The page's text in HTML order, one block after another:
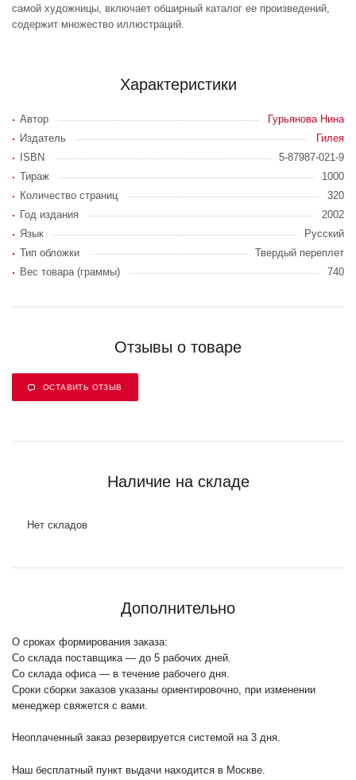
самой художницы, включает обширный каталог ее произведений,
содержит множество иллюстраций.
Характеристики
Автор
Гурьянова Нина
Издатель
Гилея
ISBN
5-87987-021-9
Тираж
1000
Количество страниц
320
Год издания
2002
Язык
Русский
Тип обложки
Твердый переплет
Вес товара (граммы)
740
Отзывы о товаре
ОСТАВИТЬ ОТЗЫВ
Наличие на складе
Нет складов
Дополнительно
О сроках формирования заказа:
Со склада поставщика — до 5 рабочих дней.
Со склада офиса — в течение рабочего дня.
Сроки сборки заказов указаны ориентировочно, при изменении
менеджер свяжется с вами.
Неоплаченный заказ резервируется системой на 3 дня.
Наш бесплатный пункт выдачи находится в Москве.